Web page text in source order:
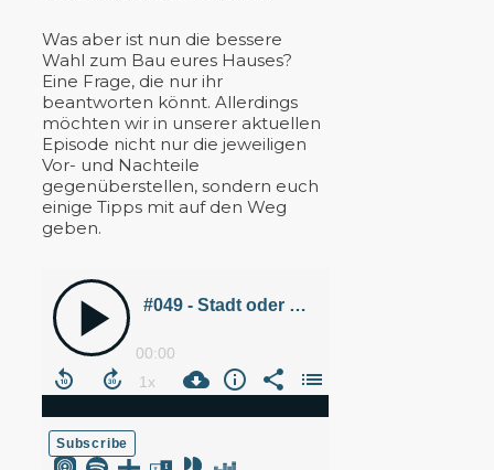
Was aber ist nun die bessere
Wahl zum Bau eures Hauses?
Eine Frage, die nur ihr
beantworten könnt. Allerdings
möchten wir in unserer aktuellen
Episode nicht nur die jeweiligen
Vor- und Nachteile
gegenüberstellen, sondern euch
einige Tipps mit auf den Weg
geben.